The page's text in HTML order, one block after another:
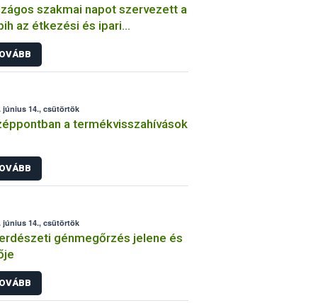
szakmai napot szervezett a
az étkezési és ipari
ellenőrzéséhez
június 14., csütörtök
a termékvisszahívások
június 14., csütörtök
génmegőrzés jelene és